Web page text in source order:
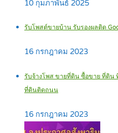
10 กุมภาพันธ์ 2025
รับโพสต์ขายบ้าน รับรองผลติด
16 กรกฎาคม 2023
รับจ้างโพส ขายที่ดิน ซื้อขาย ที่ดิน
ที่ดินติดถนน
16 กรกฎาคม 2023